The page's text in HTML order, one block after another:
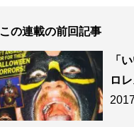
この連載の前回記事
「
ロ